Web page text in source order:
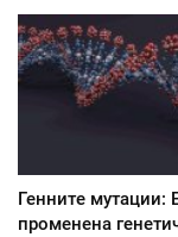
Генните мутации:
променена